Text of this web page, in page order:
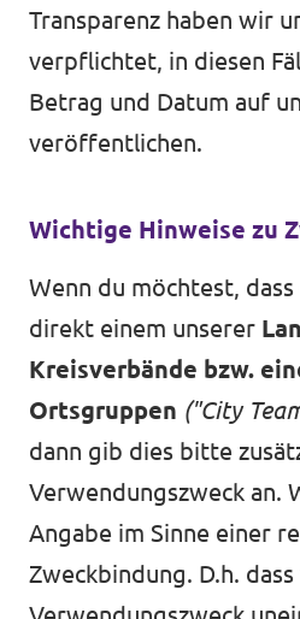
Transparenz haben wir
verpflichtet, in diesen
Betrag und Datum auf
veröffentlichen.
Wichtige Hinweise zu
Wenn du möchtest,
direkt einem unserer
Kreisverbände bzw.
Ortsgruppen ("City
dann gib dies bitte
Verwendungszweck an.
Angabe im Sinne einer
Zweckbindung. D.h.